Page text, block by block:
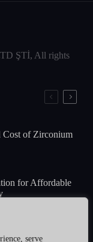
serve
ŞTİ, All rights
Cost of Zirconium
for Affordable